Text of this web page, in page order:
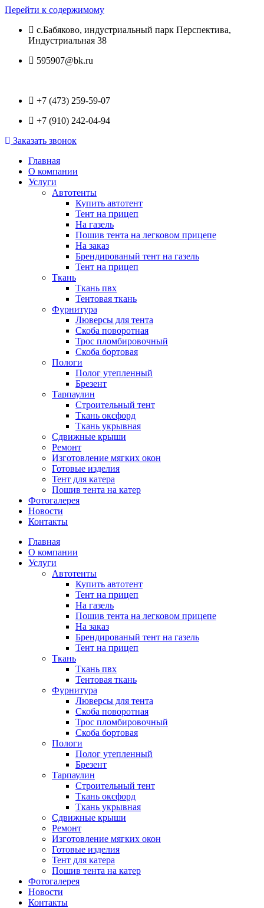
Перейти к содержимому
с.Бабяково, индустриальный парк Перспектива,
Индустриальная 38
595907@bk.ru
+7 (473) 259-59-07
+7 (910) 242-04-94
Заказать звонок
Главная
О компании
Услуги
Автотенты
Купить автотент
Тент на прицеп
На газель
Пошив тента на легковом прицепе
На заказ
Брендированый тент на газель
Тент на прицеп
Ткань
Ткань пвх
Тентовая ткань
Фурнитура
Люверсы для тента
Скоба поворотная
Трос пломбировочный
Скоба бортовая
Пологи
Полог утепленный
Брезент
Тарпаулин
Строительный тент
Ткань оксфорд
Ткань укрывная
Сдвижные крыши
Ремонт
Изготовление мягких окон
Готовые изделия
Тент для катера
Пошив тента на катер
Фотогалерея
Новости
Контакты
Главная
О компании
Услуги
Автотенты
Купить автотент
Тент на прицеп
На газель
Пошив тента на легковом прицепе
На заказ
Брендированый тент на газель
Тент на прицеп
Ткань
Ткань пвх
Тентовая ткань
Фурнитура
Люверсы для тента
Скоба поворотная
Трос пломбировочный
Скоба бортовая
Пологи
Полог утепленный
Брезент
Тарпаулин
Строительный тент
Ткань оксфорд
Ткань укрывная
Сдвижные крыши
Ремонт
Изготовление мягких окон
Готовые изделия
Тент для катера
Пошив тента на катер
Фотогалерея
Новости
Контакты